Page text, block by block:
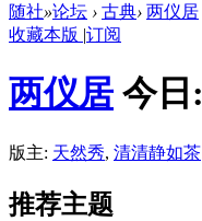
随社»论坛 › 古典› 两仪居
收藏本版 |订阅
两仪居 今日:
版主: 天然秀, 清清静如茶
推荐主题